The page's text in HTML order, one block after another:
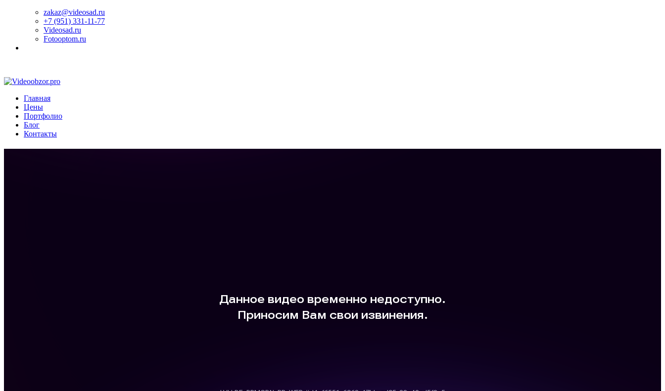
zakaz@videosad.ru
+7 (951) 331-11-77
Videosad.ru
Fotooptom.ru
Главная
Цены
Портфолио
Блог
Контакты